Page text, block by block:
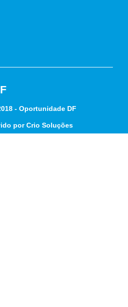
- Oportunidade DF
por Crio Soluções